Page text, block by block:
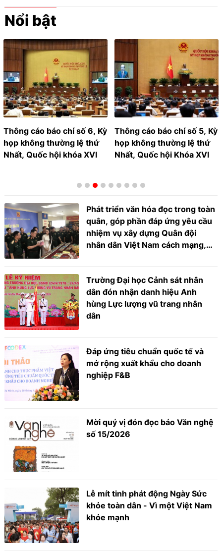
Nổi bật
báo chí số 6, Kỳ
thường lệ thứ
hội khóa XVI
Thông cáo báo chí số 5, Kỳ
họp không thường lệ thứ
Nhất, Quốc hội Khóa XVI
Chuỗi
Từ thảm
trình
Phát triển văn hóa đọc trong toàn
quân, góp phần đáp ứng yêu cầu
nhiệm vụ xây dựng Quân đội
nhân dân Việt Nam cách mạng,
Trường Đại học Cảnh sát nhân
dân đón nhận danh hiệu Anh
hùng Lực lượng vũ trang nhân
dân
Đáp ứng tiêu chuẩn quốc tế và
mở rộng xuất khẩu cho doanh
nghiệp F&B
Mời quý vị đón đọc báo Văn nghệ
số 15/2026
Lễ mít tinh phát động Ngày Sức
khỏe toàn dân - Vì một Việt Nam
khỏe mạnh